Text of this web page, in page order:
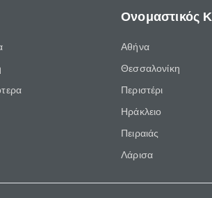
Ονομαστικός
Αθήνα
Θεσσαλονίκη
Περιστέρι
Ηράκλειο
Πειραιάς
Λάρισα